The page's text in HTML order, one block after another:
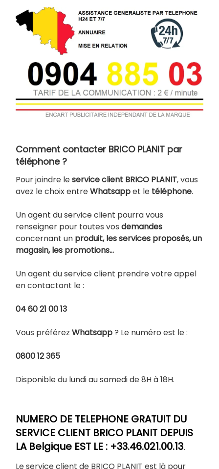
Comment contacter BRICO PLANIT par
téléphone ?
Pour joindre leservice client BRICO PLANIT, vous
avez le choix entreWhatsappet le téléphone.
Un agent du service client pourra vous
renseigner pour toutes vos demandes
concernant un produit, les services proposés, un
magasin, les promotions…
Un agent du service client prendre votre appel
en contactant le :
04 60 21 00 13
Vous préférez Whatsapp? Le numéro est le :
0800 12 365
Disponible du lundi au samedi de 8H à 18H.
NUMERO DE TELEPHONE GRATUIT DU
SERVICE CLIENT BRICO PLANIT DEPUIS
LA Belgique EST LE : +33.46.021.00.13.
Le service client de BRICO PLANIT est là pour